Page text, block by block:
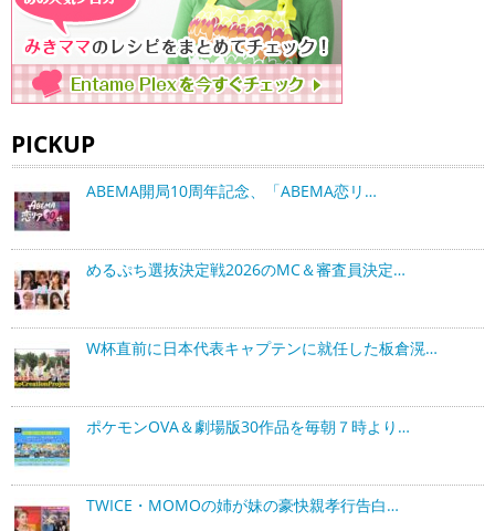
PICKUP
ABEMA開局10周年記念、「ABEMA恋リ…
めるぷち選抜決定戦2026のMC＆審査員決定…
W杯直前に日本代表キャプテンに就任した板倉滉…
ポケモンOVA＆劇場版30作品を毎朝７時より…
TWICE・MOMOの姉が妹の豪快親孝行告白…